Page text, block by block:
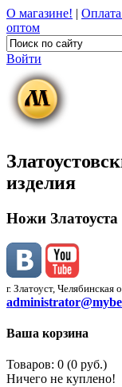
О магазине! | Оплата
оптом
Войти
изделия
Ножи
г. Златоуст, Челябинская
Ваша корзина
Товаров: 0 (0 руб.)
Ничего не куплено!